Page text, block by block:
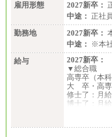
雇用形態
2027新卒：
中途： 正社
勤務地
2027新卒：
中途：
※本
給与
2027新卒：
▼総合職
高専卒（本
大 卒・高専
修士了：月
博士了：月給
で、それら